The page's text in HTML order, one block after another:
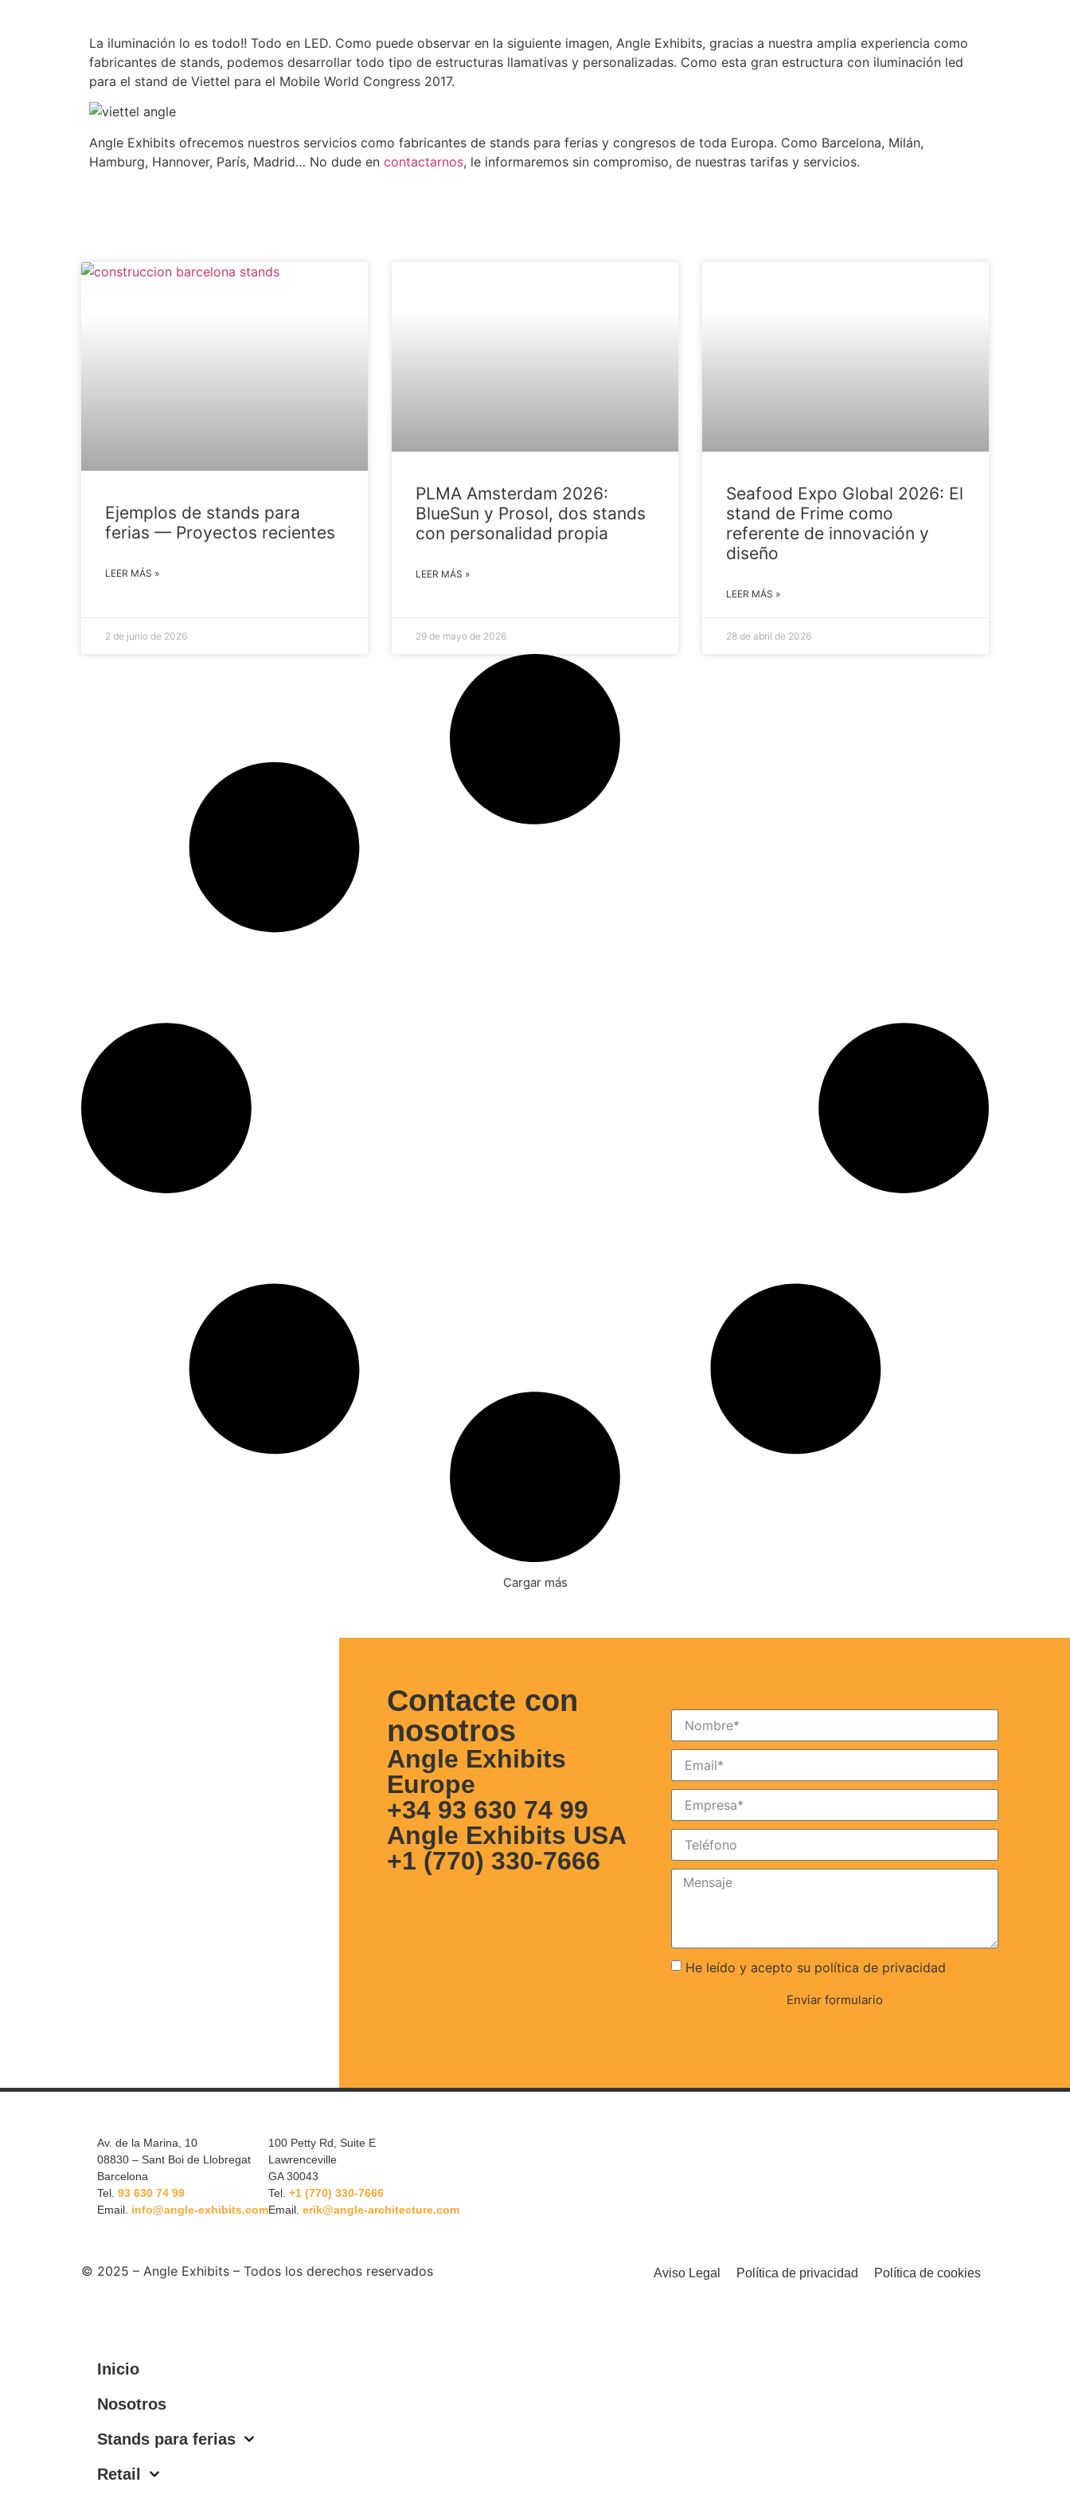
La iluminación lo es todo!! Todo en LED. Como puede observar en la siguiente imagen, Angle Exhibits, gracias a nuestra amplia experiencia como
fabricantes de stands, podemos desarrollar todo tipo de estructuras llamativas y personalizadas. Como esta gran estructura con iluminación led
para el stand de Viettel para el Mobile World Congress 2017.
Angle Exhibits ofrecemos nuestros servicios como fabricantes de stands para ferias y congresos de toda Europa. Como Barcelona, Milán,
Hamburg, Hannover, París, Madrid… No dude en contactarnos, le informaremos sin compromiso, de nuestras tarifas y servicios.
Ejemplos de stands para
ferias — Proyectos recientes
LEER MÁS »
2 de junio de 2026
PLMA Amsterdam 2026:
BlueSun y Prosol, dos stands
con personalidad propia
LEER MÁS »
29 de mayo de 2026
Seafood Expo Global 2026: El
stand de Frime como
referente de innovación y
diseño
LEER MÁS »
28 de abril de 2026
Cargar más
He leído y acepto su política de privacidad
Enviar formulario
Contacte con
nosotros
Angle Exhibits
Europe
+34 93 630 74 99
Angle Exhibits USA
+1 (770) 330-7666
Av. de la Marina, 10
08830 – Sant Boi de Llobregat
Barcelona
Tel. 93 630 74 99
Email. info@angle-exhibits.com
100 Petty Rd, Suite E
Lawrenceville
GA 30043
Tel. +1 (770) 330-7666
Email. erik@angle-architecture.com
© 2025 – Angle Exhibits – Todos los derechos reservados Aviso Legal Política de privacidad Política de cookies
Inicio
Nosotros
Stands para ferias
Retail